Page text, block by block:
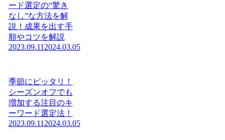
ード選定の“驚き
なし”な方法を解
説！成果を出す手
順やコツを解説
2023.09.11 2024.03.05
季節にピッタリ！
シーズンオフでも
増加する注目のキ
ーワード選定法！
2023.09.11 2024.03.05